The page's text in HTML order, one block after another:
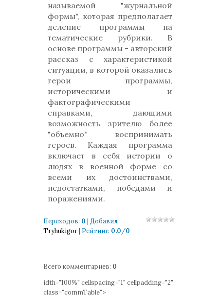
называемой "журнальной
формы", которая предполагает
деление программы на
тематические рубрики. В
основе программы - авторский
рассказ с характеристикой
ситуации, в которой оказались
герои программы,
историческими и
фактографическими
справками, дающими
возможность зрителю более
"объемно" воспринимать
героев. Каждая программа
включает в себя истории о
людях в военной форме со
всеми их достоинствами,
недостатками, победами и
поражениями.
Переходов: 0 | Добавил:
Tryhukigor| Рейтинг: 0.0/0
Всего комментариев: 0
idth="100%" cellspacing="1" cellpadding="2"
class="commTable">